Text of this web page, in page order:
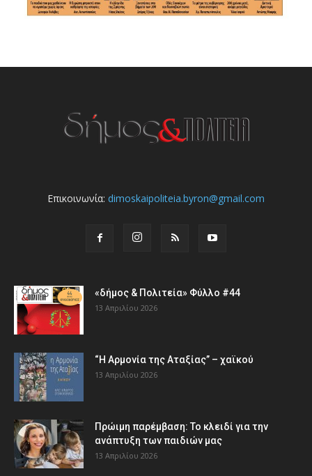
Επικοινωνία: dimoskaipoliteia.byron@gmail.com
«δήμος & Πολιτεία» Φύλλο #44
13 Απριλίου 2026
“Η Αρμονία της Αταξίας” – χαϊκού
13 Απριλίου 2026
Πρώιμη παρέμβαση: Το κλειδί για την
ανάπτυξη των παιδιών µας
13 Απριλίου 2026